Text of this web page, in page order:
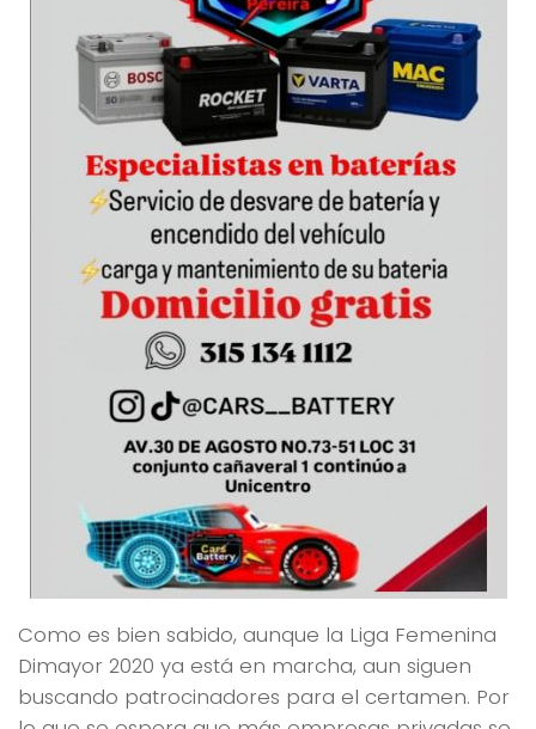
Como es bien sabido, aunque la Liga Femenina
Dimayor 2020 ya está en marcha, aun siguen
buscando patrocinadores para el certamen. Por